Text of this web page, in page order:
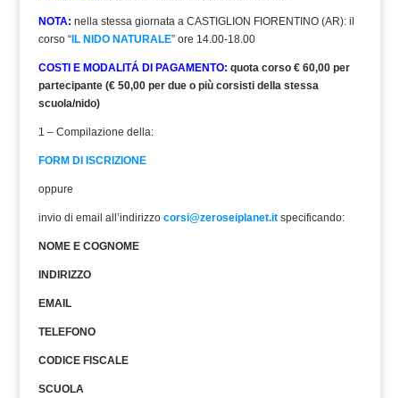
NOTA: nella stessa giornata a CASTIGLION FIORENTINO (AR):il
corso “IL NIDO NATURALE” ore 14.00-18.00
COSTI E MODALITÁ DI PAGAMENTO: quota corso € 60,00 per
partecipante (€ 50,00 per due o più corsisti della stessa
scuola/nido)
1 – Compilazione della:
FORM DI ISCRIZIONE
oppure
invio di email all’indirizzo corsi@zeroseiplanet.itspecificando:
NOME E COGNOME
INDIRIZZO
EMAIL
TELEFONO
CODICE FISCALE
SCUOLA